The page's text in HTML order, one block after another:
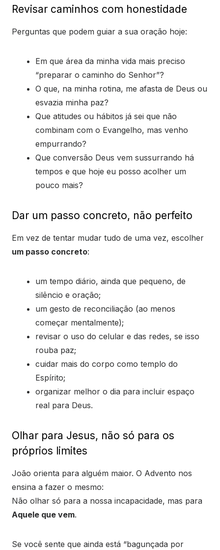
Revisar caminhos com honestidade
Perguntas que podem guiar a sua oração hoje:
Em que área da minha vida mais preciso
“preparar o caminho do Senhor”?
O que, na minha rotina, me afasta de Deus ou
esvazia minha paz?
Que atitudes ou hábitos já sei que não
combinam com o Evangelho, mas venho
empurrando?
Que conversão Deus vem sussurrando há
tempos e que hoje eu posso acolher um
pouco mais?
Dar um passo concreto, não perfeito
Em vez de tentar mudar tudo de uma vez, escolher
um passo concreto:
um tempo diário, ainda que pequeno, de
silêncio e oração;
um gesto de reconciliação (ao menos
começar mentalmente);
revisar o uso do celular e das redes, se isso
rouba paz;
cuidar mais do corpo como templo do
Espírito;
organizar melhor o dia para incluir espaço
real para Deus.
Olhar para Jesus, não só para os
próprios limites
João orienta para alguém maior. O Advento nos
ensina a fazer o mesmo:
Não olhar só para a nossa incapacidade, mas para
Aquele que vem.
Se você sente que ainda está “bagunçada por